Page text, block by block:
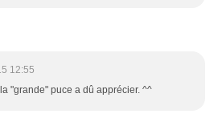
12:55
"grande" puce a dû apprécier. ^^